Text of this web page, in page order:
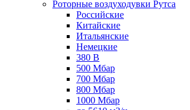
Роторные воздуходувки Рутса
Российские
Китайские
Итальянские
Немецкие
380 В
500 Мбар
700 Мбар
800 Мбар
1000 Мбар